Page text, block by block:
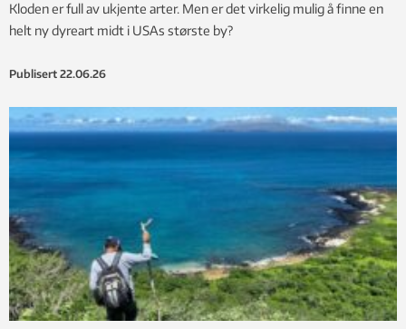
Kloden er full av ukjente arter. Men er det virkelig mulig å finne en
helt ny dyreart midt i USAs største by?
Publisert 22.06.26